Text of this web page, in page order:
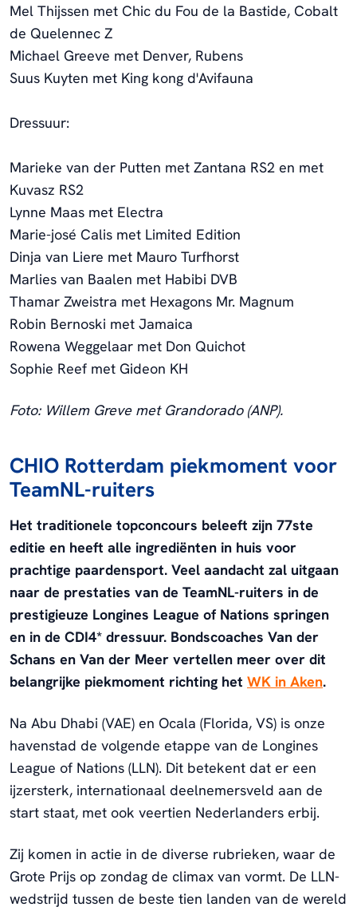
Mel Thijssen met Chic du Fou de la Bastide, Cobalt
de Quelennec Z
Michael Greeve met Denver, Rubens
Suus Kuyten met King kong d'Avifauna
Dressuur:
Marieke van der Putten met Zantana RS2 en met
Kuvasz RS2
Lynne Maas met Electra
Marie-josé Calis met Limited Edition
Dinja van Liere met Mauro Turfhorst
Marlies van Baalen met Habibi DVB
Thamar Zweistra met Hexagons Mr. Magnum
Robin Bernoski met Jamaica
Rowena Weggelaar met Don Quichot
Sophie Reef met Gideon KH
Foto: Willem Greve met Grandorado (ANP).
CHIO Rotterdam piekmoment voor
TeamNL-ruiters
Het traditionele topconcours beleeft zijn 77ste
editie en heeft alle ingrediënten in huis voor
prachtige paardensport. Veel aandacht zal uitgaan
naar de prestaties van de TeamNL-ruiters in de
prestigieuze Longines League of Nations springen
en in de CDI4* dressuur. Bondscoaches Van der
Schans en Van der Meer vertellen meer over dit
belangrijke piekmoment richting het WK in Aken.
Na Abu Dhabi (VAE) en Ocala (Florida, VS) is onze
havenstad de volgende etappe van de Longines
League of Nations (LLN). Dit betekent dat er een
ijzersterk, internationaal deelnemersveld aan de
start staat, met ook veertien Nederlanders erbij.
Zij komen in actie in de diverse rubrieken, waar de
Grote Prijs op zondag de climax van vormt. De LLN-
wedstrijd tussen de beste tien landen van de wereld